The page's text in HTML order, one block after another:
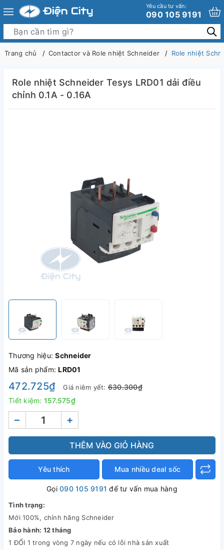
Yêu cầu tư vấn:
090 105 9191
Trang chủ Contactor và Role nhiệt Schneider Role nhiệt
Role nhiệt Schneider Tesys LRD01 dải điều
chỉnh 0.1A - 0.16A
Thương hiệu:Schneider
Mã sản phẩm:LRD01
472.725₫ Giá niêm yết:630.300₫
Tiết kiệm: 157.575₫
– +
THÊM VÀO GIỎ HÀNG
Yêu thích Mua nhiều deal sốc
Gọi090 105 9191 để tư vấn mua hàng
Tình trạng:
Mới 100%, chính hãng Schneider
Bảo hành: 12 tháng
1 ĐỔI 1 trong vòng 7 ngày nếu có lỗi nhà sản xuất